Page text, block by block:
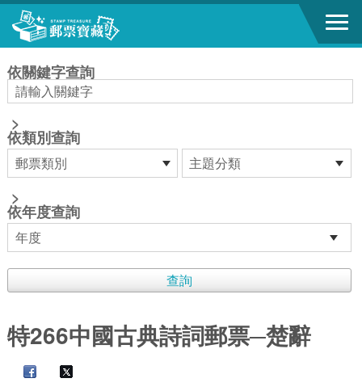
跳到主要內容區塊
依關鍵字查詢
>
依類別查詢
>
依年度查詢
特266中國古典詩詞郵票─楚辭